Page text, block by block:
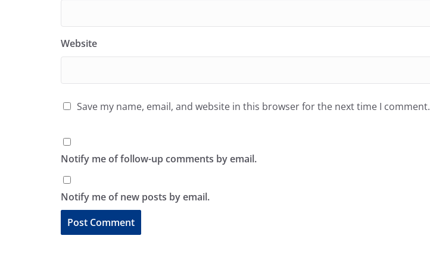
Website
Save my name, email, and website in this browser for the next time I comment.
Notify me of follow-up comments by email.
Notify me of new posts by email.